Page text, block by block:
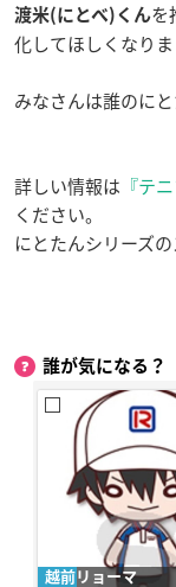
渡米(にとべ)くんを
化してほしくなりま
みなさんは誰のに
詳しい情報は 『テ
ください。
にとたんシリーズ
誰が気になる？
越前リョーマ